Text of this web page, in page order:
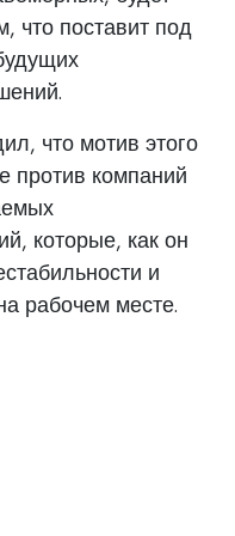
что поставит под
что мотив этого
против компаний
которые, как он
и
рабочем месте.